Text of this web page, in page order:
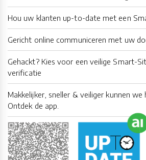
Hou uw klanten up-to-date met een
Gericht online communiceren met uw
Gehackt? Kies voor een veilige Smart-
verificatie
Makkelijker, sneller & veiliger kunnen we
Ontdek de app.